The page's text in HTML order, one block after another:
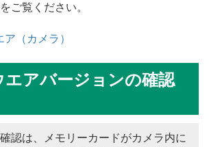
ご覧ください。
（カメラ）
エアバージョンの確認
認は、メモリーカードがカメラ内に